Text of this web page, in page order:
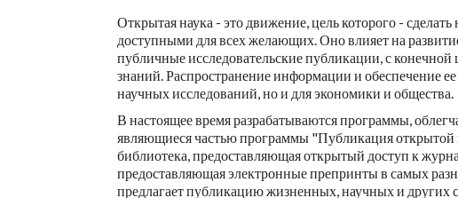
Открытая наука - это движение, цель которого -
доступными для всех желающих. Оно влияет на
публичные исследовательские публикации, с
знаний. Распространение информации и обеспечение
научных исследований, но и для экономики и общества.
В настоящее время разрабатываются программы,
являющиеся частью программы "Публикация открытой
библиотека, предоставляющая открытый доступ к
предоставляющая электронные препринты в самых
предлагает публикацию жизненных, научных и других